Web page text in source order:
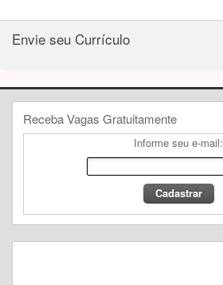
Envie seu Currículo
Receba Vagas Gratuitamente
Informe seu e-mail: